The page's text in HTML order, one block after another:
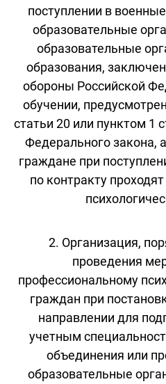
поступлении в
образовательные
образовательные
образования,
обороны Российской
обучении,
статьи 20 или пунктом 1
Федерального закона,
граждане при
по контракту
2. Организация,
проведения
профессиональному
граждан при
направлении для
учетным
объединения или
образовательные